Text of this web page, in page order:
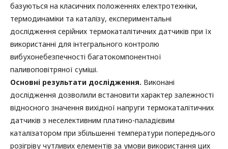
базуються на класичних положеннях електротехніки,
термодинаміки та каталізу, експериментальні
дослідження серійних термокаталітичних датчиків при їх
використанні для інтегрального контролю
вибухонебезпечності багатокомпонентної
паливоповітряної суміші.
Основні результати дослідження. Виконані
дослідження дозволили встановити характер залежності
відносного значення вихідної напруги термокаталітичних
датчиків з неселективним платино-паладієвим
каталізатором при збільшенні температури попереднього
розігріву чутливих елементів за умови використання цих